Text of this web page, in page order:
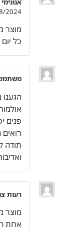
אנונימי
2024
מוצר
כל
משתמש
פנים
תודה
רעות
מוצר
אחת